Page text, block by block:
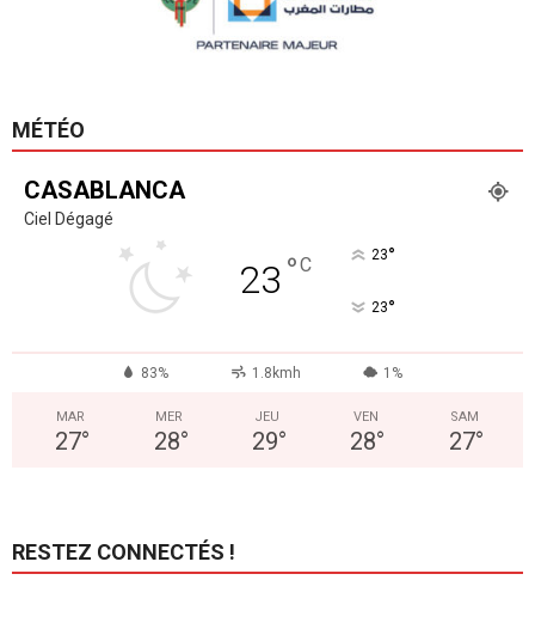
MÉTÉO
CASABLANCA
Ciel Dégagé
23 °C 23°
23°
83% 1.8kmh 1%
MAR
27°
MER
28°
JEU
29°
VEN
28°
SAM
27°
RESTEZ CONNECTÉS !